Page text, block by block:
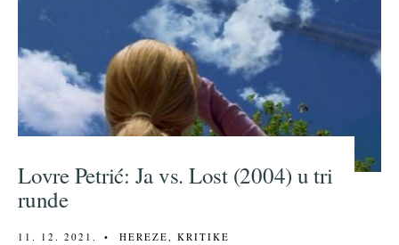
Lovre Petrić: Ja vs. Lost (2004) u tri
runde
11. 12. 2021. • HEREZE KRITIKE